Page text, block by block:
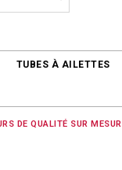
TUBES À AILETTES
DE QUALITÉ SUR